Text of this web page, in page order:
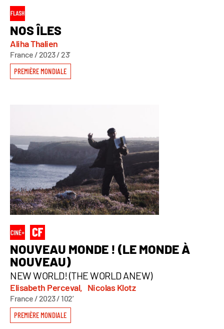
NOS ÎLES
Aliha Thalien
France / 2023 / 23’
PREMIÈRE MONDIALE
NOUVEAU MONDE ! (LE MONDE À
NOUVEAU)
NEW WORLD! (THE WORLD ANEW)
Elisabeth Perceval, Nicolas Klotz
France / 2023 / 102’
PREMIÈRE MONDIALE